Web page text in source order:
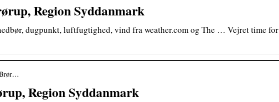
Region Syddanmark
dugpunkt, luftfugtighed, vind fra weather.com og The … Vejret time for
Brør…
Region Syddanmark